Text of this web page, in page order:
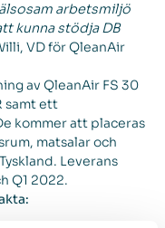
arbetsmiljö
kunna stödja DB
VD för QleanAir
av QleanAir FS 30
samt ett
kommer att placeras
matsalar och
Leverans
Q1 2022.